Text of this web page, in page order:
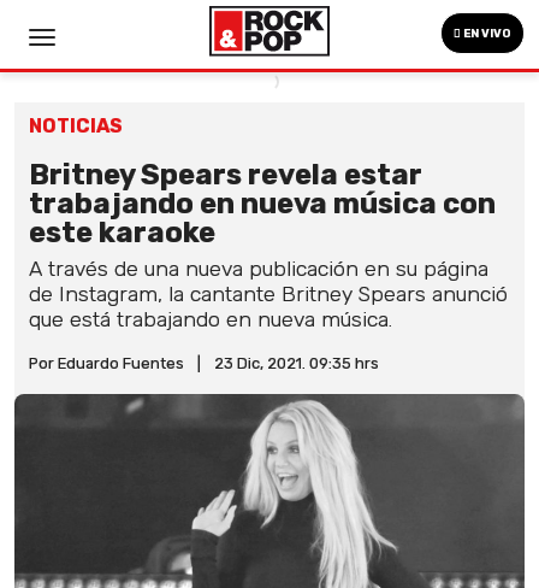
EN VIVO
NOTICIAS
Britney Spears revela estar
trabajando en nueva música con
este karaoke
A través de una nueva publicación en su página
de Instagram, la cantante Britney Spears anunció
que está trabajando en nueva música.
Por Eduardo Fuentes 23 Dic, 2021. 09:35 hrs